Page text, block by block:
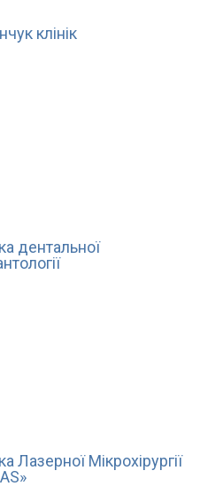
клінік
дентальної
Лазерної Мікрохірургії